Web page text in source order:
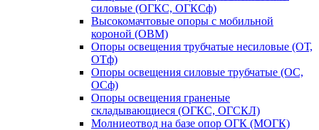
силовые (ОГКС, ОГКСф)
Высокомачтовые опоры с мобильной
короной (ОВМ)
Опоры освещения трубчатые несиловые (ОТ,
ОТф)
Опоры освещения силовые трубчатые (ОС,
ОСф)
Опоры освещения граненые
складывающиеся (ОГКС, ОГСКЛ)
Молниеотвод на базе опор ОГК (МОГК)